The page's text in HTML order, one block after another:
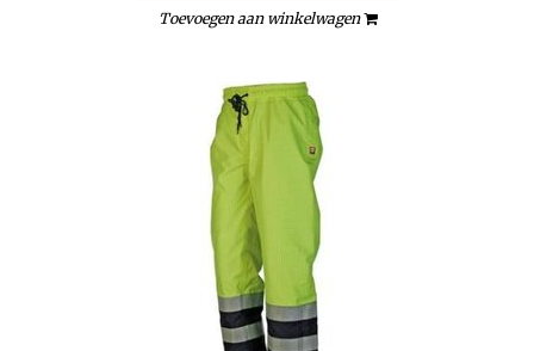
Toevoegen aan winkelwagen